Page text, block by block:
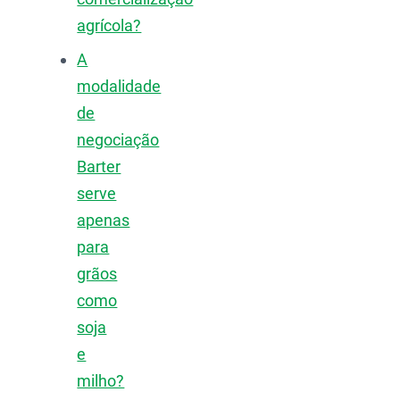
agrícola?
A
modalidade
de
negociação
Barter
serve
apenas
para
grãos
como
soja
e
milho?